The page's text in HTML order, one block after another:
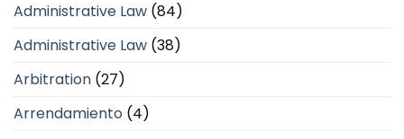
Administrative Law (84)
Administrative Law (38)
Arbitration (27)
Arrendamiento (4)